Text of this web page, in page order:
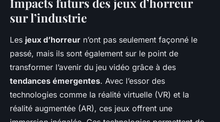
sur l’industrie
Les jeux d’horreur n’ont pas seulement façonné le
passé, mais ils sont également sur le point de
transformer l’avenir du jeu vidéo grâce à des
tendances émergentes. Avec l’essor des
technologies comme la réalité virtuelle (VR) et la
réalité augmentée (AR), ces jeux offrent une